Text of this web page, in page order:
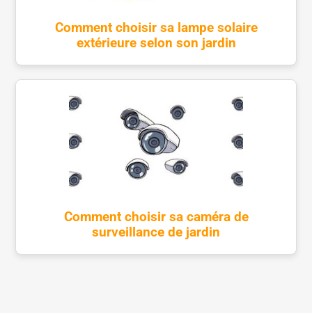
Comment choisir sa lampe solaire
extérieure selon son jardin
Comment choisir sa caméra de
surveillance de jardin